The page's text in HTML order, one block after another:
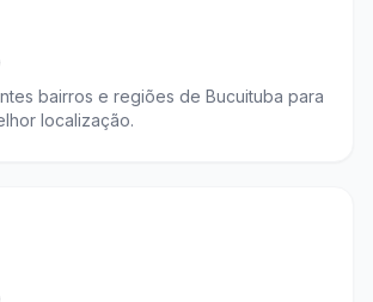
bairros e regiões de Bucuituba para
localização.